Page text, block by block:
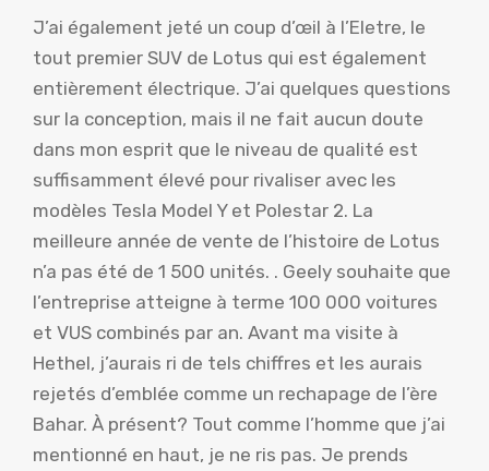
J’ai également jeté un coup d’œil à l’Eletre, le
tout premier SUV de Lotus qui est également
entièrement électrique. J’ai quelques questions
sur la conception, mais il ne fait aucun doute
dans mon esprit que le niveau de qualité est
suffisamment élevé pour rivaliser avec les
modèles Tesla Model Y et Polestar 2. La
meilleure année de vente de l’histoire de Lotus
n’a pas été de 1 500 unités. . Geely souhaite que
l’entreprise atteigne à terme 100 000 voitures
et VUS combinés par an. Avant ma visite à
Hethel, j’aurais ri de tels chiffres et les aurais
rejetés d’emblée comme un rechapage de l’ère
Bahar. À présent? Tout comme l’homme que j’ai
mentionné en haut, je ne ris pas. Je prends